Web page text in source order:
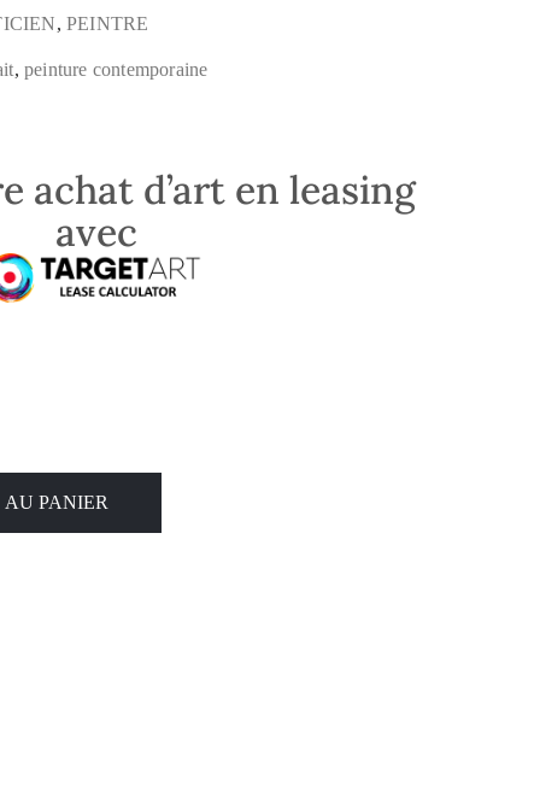
,PEINTRE
,peinture contemporaine
achat d’art en leasing
avec
AU PANIER